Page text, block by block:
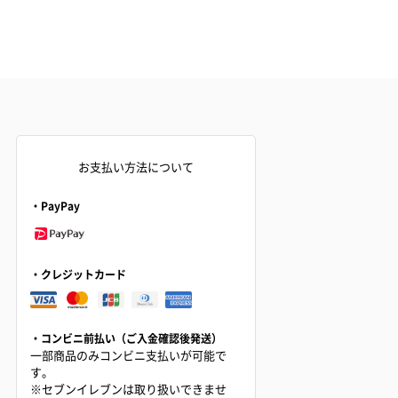
お支払い方法について
・PayPay
・クレジットカード
・コンビニ前払い（ご入金確認後発送）
一部商品のみコンビニ支払いが可能で
す。
※セブンイレブンは取り扱いできませ